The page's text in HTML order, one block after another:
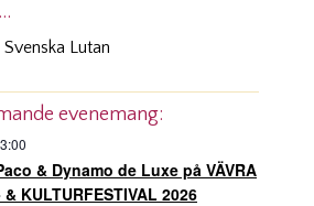
Lutan
evenemang:
& Dynamo de Luxe på VÄVRA
& KULTURFESTIVAL 2026